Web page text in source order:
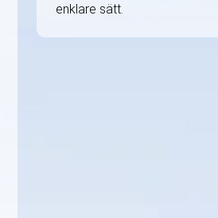
enklare sätt.